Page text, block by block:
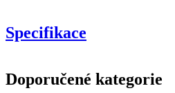
Specifikace
Číslo produktuS601
Doporučené kategorie